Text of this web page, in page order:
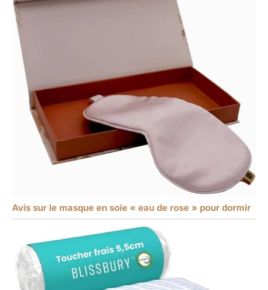
Avis sur le masque en soie « eau de rose » pour dormir